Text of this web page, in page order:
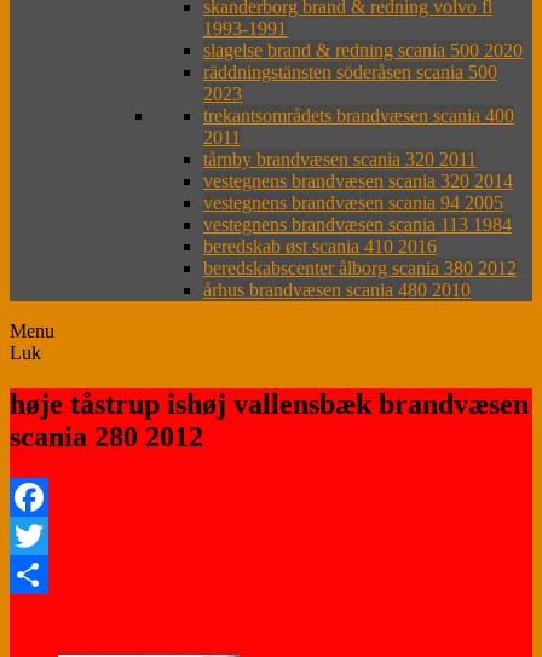
skanderborg brand & redning volvo fl
1993-1991
slagelse brand & redning scania 500 2020
räddningstänsten söderåsen scania 500
2023
trekantsområdets brandvæsen scania 400
2011
tårnby brandvæsen scania 320 2011
vestegnens brandvæsen scania 320 2014
vestegnens brandvæsen scania 94 2005
vestegnens brandvæsen scania 113 1984
beredskab øst scania 410 2016
beredskabscenter ålborg scania 380 2012
århus brandvæsen scania 480 2010
Menu
Luk
høje tåstrup ishøj vallensbæk brandvæsen
scania 280 2012
Facebook
Twitter